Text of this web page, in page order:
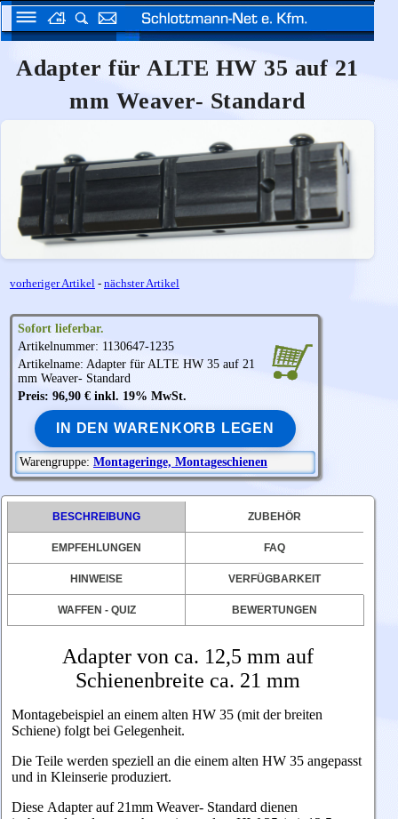
Adapter für ALTE HW 35 auf 21
mm Weaver- Standard
vorheriger Artikel - nächster Artikel
Sofort lieferbar.
Artikelnummer: 1130647-1235
Artikelname: Adapter für ALTE HW 35 auf 21
mm Weaver- Standard
Preis: 96,90 € inkl. 19% MwSt.
IN DEN WARENKORB LEGEN
Warengruppe: Montageringe, Montageschienen
BESCHREIBUNG ZUBEHÖR
EMPFEHLUNGEN FAQ
HINWEISE VERFÜGBARKEIT
WAFFEN - QUIZ BEWERTUNGEN
Adapter von ca. 12,5 mm auf
Schienenbreite ca. 21 mm
Montagebeispiel an einem alten HW 35 (mit der breiten
Schiene) folgt bei Gelegenheit.
Die Teile werden speziell an die einem alten HW 35 angepasst
und in Kleinserie produziert.
Diese Adapter auf 21mm Weaver- Standard dienen